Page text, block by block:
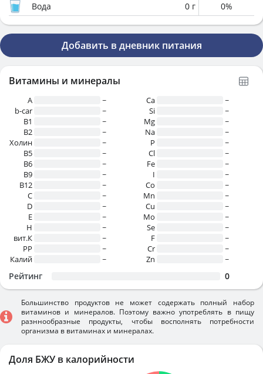
Вода
0 г 0%
Добавить в дневник питания
Витамины и минералы
A
~
b-car
~
В1
~
B2
~
Холин
~
B5
~
B6
~
B9
~
B12
~
C
~
D
~
E
~
H
~
вит.К
~
PP
~
Калий
~
Ca
~
Si
~
Mg
~
Na
~
P
~
Cl
~
Fe
~
I
~
Co
~
Mn
~
Cu
~
Mo
~
Se
~
F
~
Cr
~
Zn
~
Рейтинг 0
Большинство продуктов не может содержать полный набор
витаминов и минералов. Поэтому важно употреблять в пищу
разннообразные продукты, чтобы восполнять потребности
организма в витаминах и минералах.
Доля БЖУ в калорийности